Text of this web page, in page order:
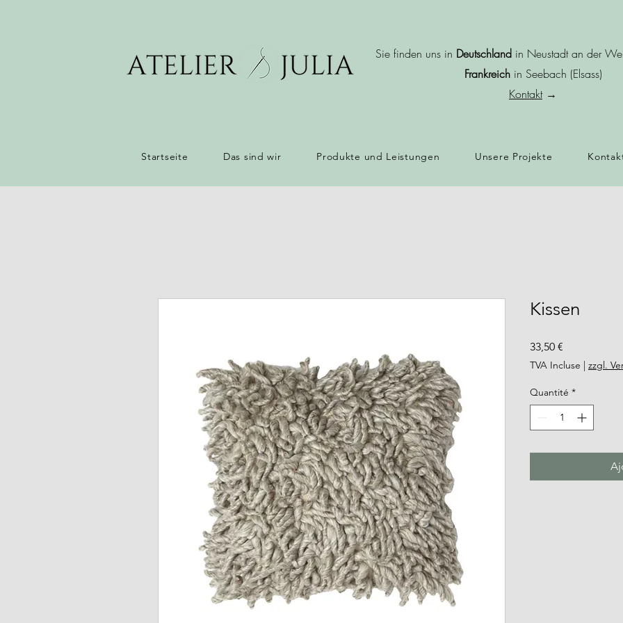
Sie finden uns in Deutschland in Neustadt an der
Frankreichin Seebach (Elsass)
Kontakt→
Startseite Das sind wir Produkte und Leistungen Unsere Projekte
Kissen
33,50 €
TVA Incluse | zzgl.
Quantité *